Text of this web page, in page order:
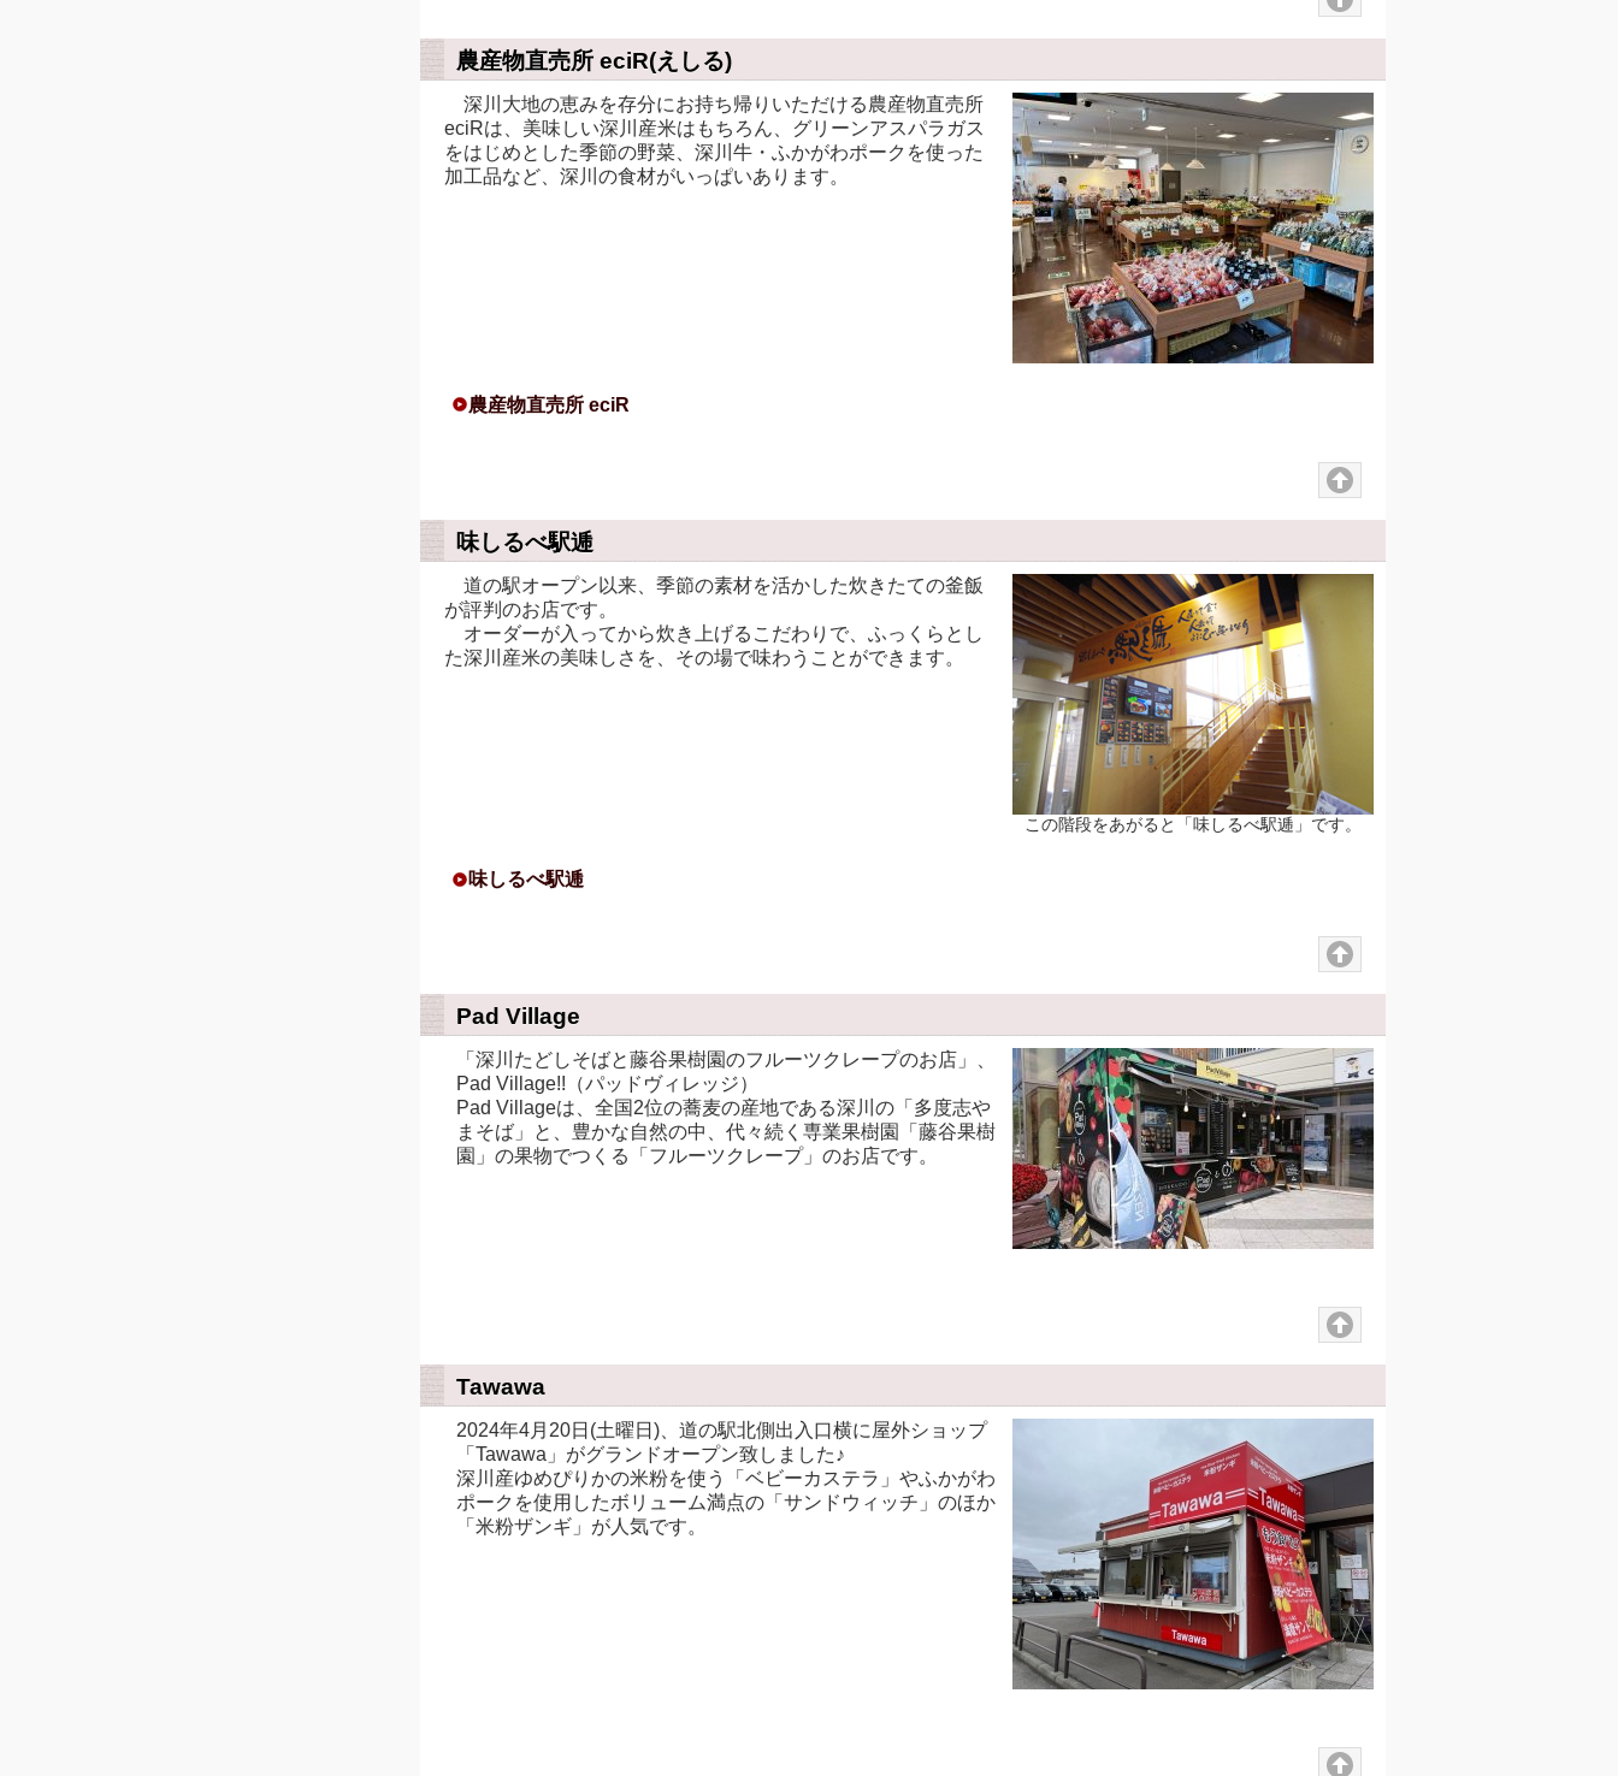
農産物直売所 eciR(えしる)
深川大地の恵みを存分にお持ち帰りいただける農産物直売所
eciRは、美味しい深川産米はもちろん、グリーンアスパラガス
をはじめとした季節の野菜、深川牛・ふかがわポークを使った
加工品など、深川の食材がいっぱいあります。
農産物直売所 eciR
味しるべ駅逓
この階段をあがると「味しるべ駅逓」です。
道の駅オープン以来、季節の素材を活かした炊きたての釜飯
が評判のお店です。
オーダーが入ってから炊き上げるこだわりで、ふっくらとし
た深川産米の美味しさを、その場で味わうことができます。
味しるべ駅逓
Pad Village
「深川たどしそばと藤谷果樹園のフルーツクレープのお店」、
Pad Village!!（パッドヴィレッジ）
Pad Villageは、全国2位の蕎麦の産地である深川の「多度志や
まそば」と、豊かな自然の中、代々続く専業果樹園「藤谷果樹
園」の果物でつくる「フルーツクレープ」のお店です。
Tawawa
2024年4月20日(土曜日)、道の駅北側出入口横に屋外ショップ
「Tawawa」がグランドオープン致しました♪
深川産ゆめぴりかの米粉を使う「ベビーカステラ」やふかがわ
ポークを使用したボリューム満点の「サンドウィッチ」のほか
「米粉ザンギ」が人気です。